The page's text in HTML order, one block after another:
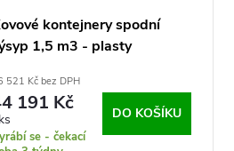
kontejnery spodní
1,5 m3 - plasty
521 Kč bez DPH
191 Kč
se - čekací
DO KOŠÍKU